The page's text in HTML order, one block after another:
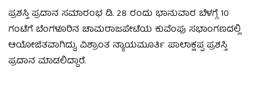
ಪ್ರಶಸ್ತಿ ಪ್ರದಾನ ಸಮಾರಂಭ ಡಿ. 28 ರಂದು ಭಾನುವಾರ ಬೆಳಗ್ಗೆ 10
ಗಂಟೆಗೆ ಬೆಂಗಳೂರಿನ ಚಾಮರಾಜಪೇಟೆಯ ಕುವೆಂಪು ಸಭಾಂಗಣದಲ್ಲಿ
ಆಯೋಜಿತವಾಗಿದ್ದು, ವಿಶ್ರಾಂತ ನ್ಯಾಯಮೂರ್ತಿ ಪಾಲಾಕ್ಷಪ್ಪ ಪ್ರಶಸ್ತಿ
ಪ್ರದಾನ ಮಾಡಲಿದ್ದಾರೆ.